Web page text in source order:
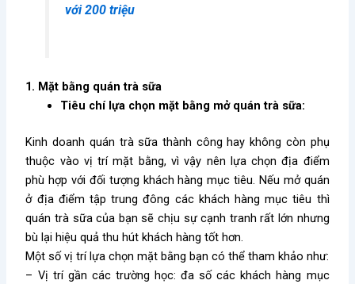
với 200 triệu
1. Mặt bằng quán trà sữa
Tiêu chí lựa chọn mặt bằng mở quán trà sữa:
Kinh doanh quán trà sữa thành công hay không còn phụ
thuộc vào vị trí mặt bằng, vì vậy nên lựa chọn địa điểm
phù hợp với đối tượng khách hàng mục tiêu. Nếu mở quán
ở địa điểm tập trung đông các khách hàng mục tiêu thì
quán trà sữa của bạn sẽ chịu sự cạnh tranh rất lớn nhưng
bù lại hiệu quả thu hút khách hàng tốt hơn.
Một số vị trí lựa chọn mặt bằng bạn có thể tham khảo như:
– Vị trí gần các trường học: đa số các khách hàng mục